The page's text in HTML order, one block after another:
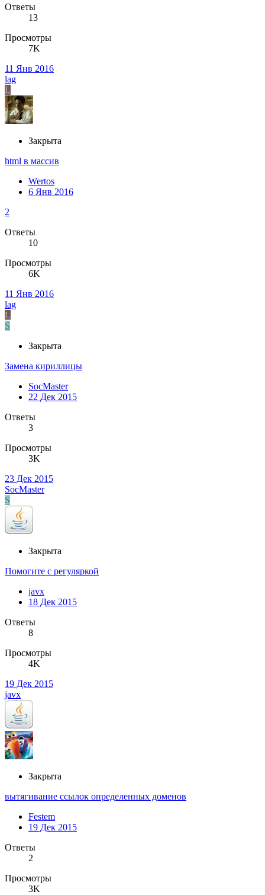
Ответы
13
Просмотры
7K
11 Янв 2016
lag
L
Закрыта
html в массив
Wertos
6 Янв 2016
2
Ответы
10
Просмотры
6K
11 Янв 2016
lag
L
S
Закрыта
Замена кириллицы
SocMaster
22 Дек 2015
Ответы
3
Просмотры
3K
23 Дек 2015
SocMaster
S
Закрыта
Помогите с регуляркой
javx
18 Дек 2015
Ответы
8
Просмотры
4K
19 Дек 2015
javx
Закрыта
вытягивание ссылок определенных доменов
Festem
19 Дек 2015
Ответы
2
Просмотры
3K